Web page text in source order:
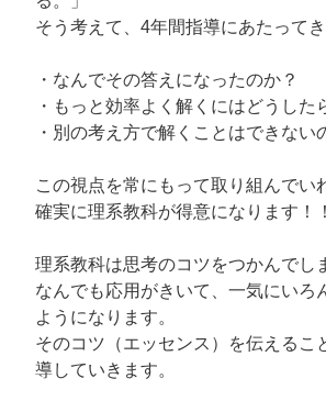
そう考えて、4年間指導にあたってき
・なんでその答えになったのか？
・もっと効率よく解くにはどうした
・別の考え方で解くことはできない
この視点を常にもって取り組んでい
確実に理系教科が得意になります！！
理系教科は思考のコツをつかんでし
なんでも応用がきいて、一気にいろ
ようになります。
そのコツ（エッセンス）を伝えるこ
導していきます。